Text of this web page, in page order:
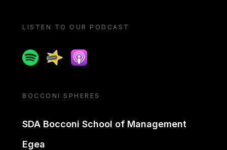
LISTEN TO OUR PODCAST
SpotifySpreakerApple podcast
BOCCONI SPHERES
SDA Bocconi School of Management
Egea